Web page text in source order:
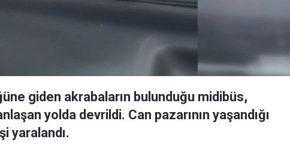
giden akrabaların bulunduğu midibüs,
yolda devrildi. Can pazarının yaşandığı
yaralandı.